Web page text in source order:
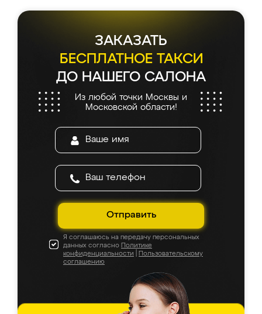
ЗАКАЗАТЬ
БЕСПЛАТНОЕ ТАКСИ
ДО НАШЕГО САЛОНА
Из любой точки Москвы и
Московской области!
Отправить
Я соглашаюсь на передачу персональных
данных согласно Политике
конфиденциальности
Пользовательскому
соглашению